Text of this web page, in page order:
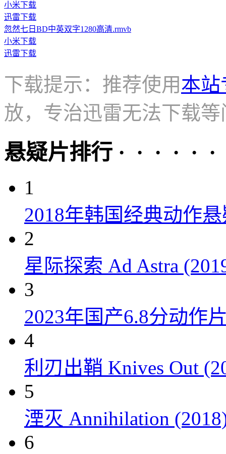
小米下载
迅雷下载
忽然七日BD中英双字1280高清.rmvb
小米下载
迅雷下载
下载提示：推荐使用本站
放，专治迅雷无法下载等
悬疑片排行 · · · · · ·
1
2018年韩国经典动作
2
星际探索 Ad Astra
3
2023年国产6.8分动作
4
利刃出鞘 Knives Out
5
湮灭 Annihilation
6